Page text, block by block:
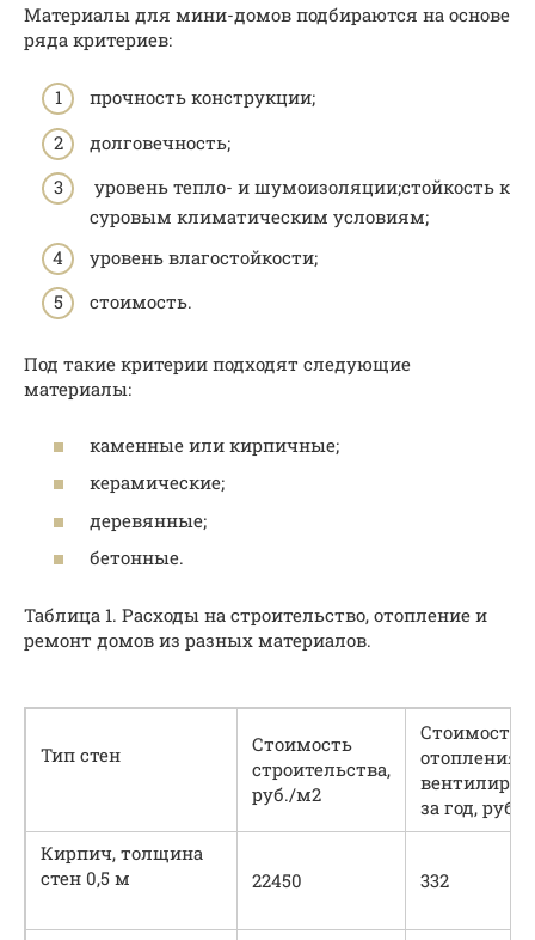
Материалы для мини-домов подбираются на основе
ряда критериев:
прочность конструкции;
долговечность;
уровень тепло- и шумоизоляции;стойкость к
суровым климатическим условиям;
уровень влагостойкости;
стоимость.
Под такие критерии подходят следующие
материалы:
каменные или кирпичные;
керамические;
деревянные;
бетонные.
Таблица 1. Расходы на строительство, отопление и
ремонт домов из разных материалов.
Тип стен
Стоимость
строительства,
руб./м2
Стоимость
отопления и
за год, руб./
Кирпич, толщина
стен 0,5 м
22450 332